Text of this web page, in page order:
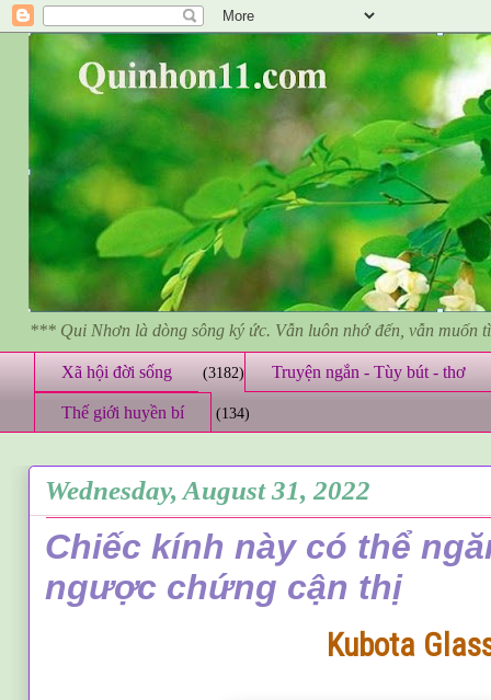
*** Qui Nhơn là dòng sông ký ức. Vẫn luôn nhớ đến, vẫn muốn
Xã hội đời sống (3182) Truyện ngắn - Tùy bút - thơ
Thế giới huyền bí (134)
Wednesday, August 31, 2022
Chiếc kính này có thể
ngược chứng cận thị
Kubota